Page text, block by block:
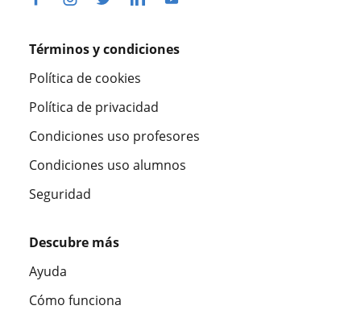
Términos y condiciones
Política de cookies
Política de privacidad
Condiciones uso profesores
Condiciones uso alumnos
Seguridad
Descubre más
Ayuda
Cómo funciona